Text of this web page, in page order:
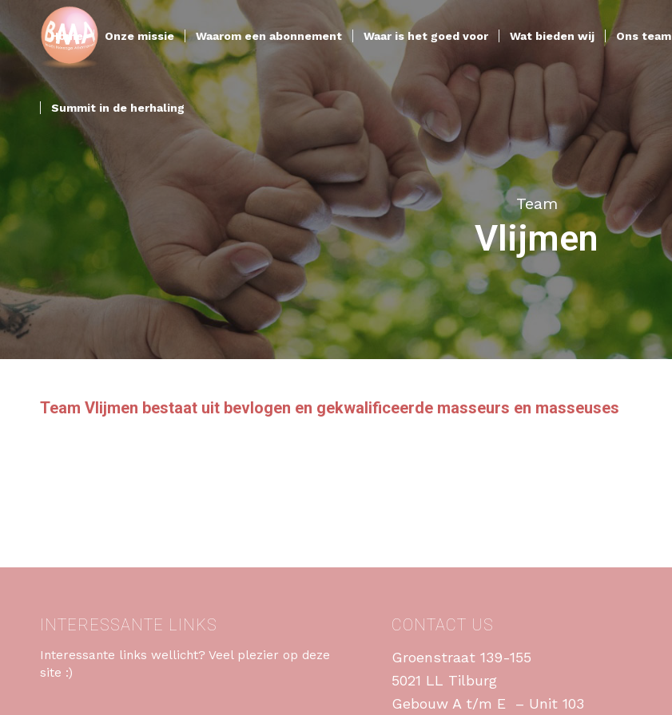
Home Onze missie Waarom een abonnement Waar is het goed voor Wat bieden wij Ons team
Summit in de herhaling
Team
Vlijmen
Team Vlijmen bestaat uit bevlogen en gekwalificeerde masseurs en masseuses
INTERESSANTE LINKS
Interessante links wellicht? Veel plezier op deze
site :)
CONTACT US
Groenstraat 139-155
5021 LL Tilburg
Gebouw A t/m E – Unit 103